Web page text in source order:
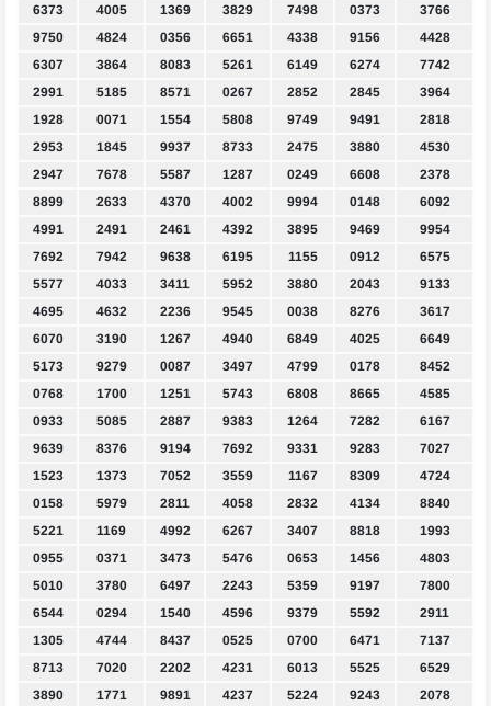
6373
4005 1369 3829 7498 0373
3766
9750
4824 0356 6651 4338 9156
4428
6307
3864 8083 5261 6149 6274
7742
2991
5185 8571 0267 2852 2845
3964
1928
0071 1554 5808 9749 9491
2818
2953
1845 9937 8733 2475 3880
4530
2947
7678 5587 1287 0249 6608
2378
8899
2633 4370 4002 9994 0148
6092
4991
2491 2461 4392 3895 9469
9954
7692
7942 9638 6195 1155 0912
6575
5577
4033 3411 5952 3880 2043
9133
4695
4632 2236 9545 0038 8276
3617
6070
3190 1267 4940 6849 4025
6649
5173
9279 0087 3497 4799 0178
8452
0768
1700 1251 5743 6808 8665
4585
0933
5085 2887 9383 1264 7282
6167
9639
8376 9194 7692 9331 9283
7027
1523
1373 7052 3559 1167 8309
4724
0158
5979 2811 4058 2832 4134
8840
5221
1169 4992 6267 3407 8818
1993
0955
0371 3473 5476 0653 1456
4803
5010
3780 6497 2243 5359 9197
7800
6544
0294 1540 4596 9379 5592
2911
1305
4744 8437 0525 0700 6471
7137
8713
7020 2202 4231 6013 5525
6529
3890
1771 9891 4237 5224 9243 2078